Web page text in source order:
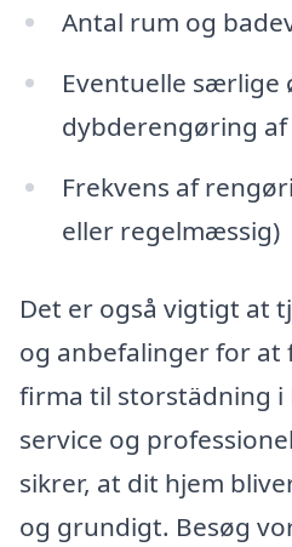
Antal rum og
Eventuelle særlige
dybderengøring
Frekvens af
eller regelmæssig)
Det er også vigtigt at
og anbefalinger for at
firma til storstädning i
service og
sikrer, at dit hjem
og grundigt. Besøg